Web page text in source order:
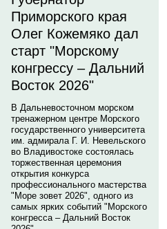
Приморского края
Олег Кожемяко дал
старт "Морскому
конгрессу – Дальний
Восток 2026"
В Дальневосточном морском
тренажерном центре Морского
государственного университета
им. адмирала Г. И. Невельского
во Владивостоке состоялась
торжественная церемония
открытия конкурса
профессионального мастерства
"Море зовет 2026", одного из
самых ярких событий "Морского
конгресса – Дальний Восток